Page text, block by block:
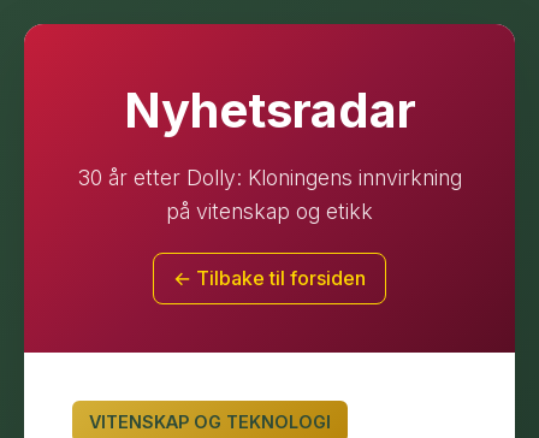
Nyhetsradar
30 år etter Dolly: Kloningens innvirkning
på vitenskap og etikk
← Tilbake til forsiden
VITENSKAP OG TEKNOLOGI